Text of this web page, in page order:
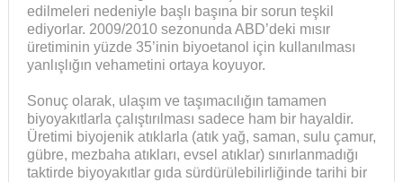
edilmeleri nedeniyle başlı başına bir sorun teşkil
ediyorlar. 2009/2010 sezonunda ABD’deki mısır
üretiminin yüzde 35’inin biyoetanol için kullanılması
yanlışlığın vehametini ortaya koyuyor.
Sonuç olarak, ulaşım ve taşımacılığın tamamen
biyoyakıtlarla çalıştırılması sadece ham bir hayaldir.
Üretimi biyojenik atıklarla (atık yağ, saman, sulu çamur,
gübre, mezbaha atıkları, evsel atıklar) sınırlanmadığı
taktirde biyoyakıtlar gıda sürdürülebilirliğinde tarihi bir